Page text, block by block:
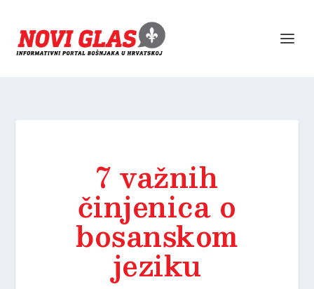
7 važnih
činjenica o
bosanskom
jeziku